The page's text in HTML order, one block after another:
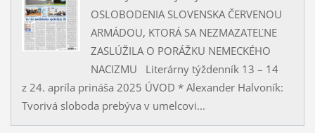
OSLOBODENIA SLOVENSKA ČERVENOU
ARMÁDOU, KTORÁ SA NEZMAZATEĽNE
ZASLÚŽILA O PORÁŽKU NEMECKÉHO
NACIZMU Literárny týždenník 13 – 14
z 24. apríla prináša 2025 ÚVOD * Alexander Halvoník:
Tvorivá sloboda prebýva v umelcovi...